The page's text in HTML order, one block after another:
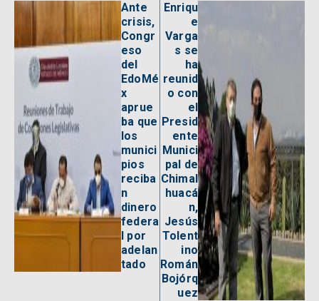
Ante
crisis,
Congr
eso
del
EdoMé
x
aprue
ba que
los
munici
pios
reciba
n
dinero
federa
l por
adelan
tado
Enriqu
e
Varga
s se
ha
reunid
o con
el
Presid
ente
Munici
pal de
Chimal
huacá
n,
Jesús
Tolent
ino
Román
Bojórq
uez